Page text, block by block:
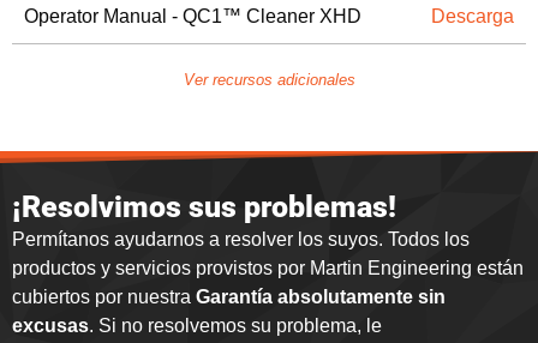
Operator Manual - QC1™ Cleaner XHD Descarga
Ver recursos adicionales
¡Resolvimos sus problemas!
Permítanos ayudarnos a resolver los suyos. Todos los
productos y servicios provistos por Martin Engineering están
cubiertos por nuestra Garantía absolutamente sin
excusas. Si no resolvemos su problema, le